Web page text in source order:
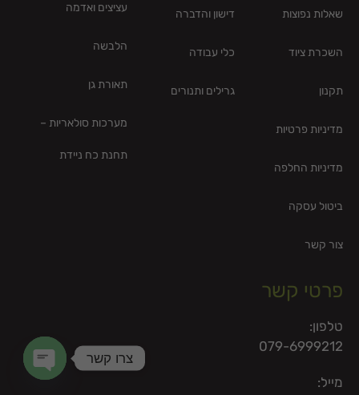
שאלות נפוצות
השכרת ציוד
תקנון
מדיניות פרטיות
מדיניות החלפה
ביטול עסקה
צור קשר
דישון והדברה
כלי עבודה
גרילים ותנורים
עציצים ואדמה
הלבשה
תאורת גן
מערכות סולאריות –
תחנת כח ניידת
פרטי קשר
טלפון:
079-6999212
מייל:
צרו קשר